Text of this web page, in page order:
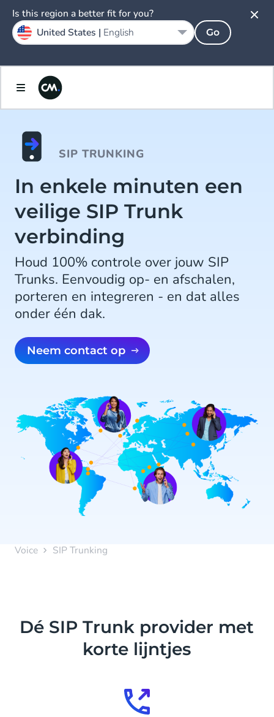
SIP TRUNKING
In enkele minuten een
veilige SIP Trunk
verbinding
Houd 100% controle over jouw SIP
Trunks. Eenvoudig op- en afschalen,
porteren en integreren - en dat alles
onder één dak.
Neem contact op
Voice SIP Trunking
Dé SIP Trunk provider met
korte lijntjes
Is this region a better fit for you?
United States | English Go